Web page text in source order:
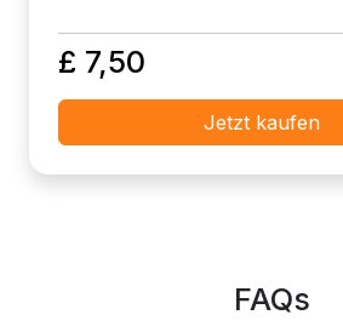
£ 7,50
Jetzt kaufen
FAQs